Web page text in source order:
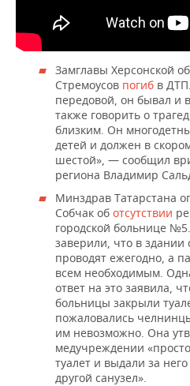
ХОККЕЙ С МЯЧОМ
ПРОИСШЕСТВИЯ
Замглавы Херсонской
Стремоусов погиб в
передовой, он бывал и
также говорить о
близким. Он
детей и должен в
шестой», — сообщил
региона Владимир
Минздрав Татарстана
Собчак об отсутствии
городской больнице
заверили, что в
проводят ежегодно, а
всем необходимым.
ответ на это заявила,
больницы закрыли
пожаловались
им невозможно. Она
медучреждении
туалет и выдали за
другой санузел».